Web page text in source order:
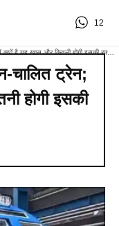
12
भारत में आई प्रथम हाइड्रोजन-चालित ट्रेन; जानें क्यों है यह खास और कितनी होगी इसकी रफ्तार ?
चालित ट्रेन;
होगी इसकी